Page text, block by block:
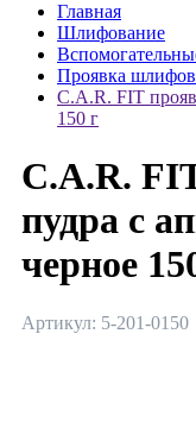
Главная
Шлифование
Проявка
C.A.R. FIT
150 г
C.A.R.
пудра с
черное
Артикул: 5-201-0150